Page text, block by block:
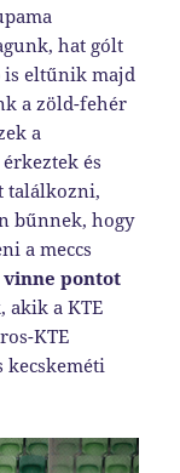
hat gólt
eltűnik majd
a zöld-fehér
a
és
találkozni,
bűnnek, hogy
a meccs
vinne pontot
akik a KTE
KTE
kecskeméti